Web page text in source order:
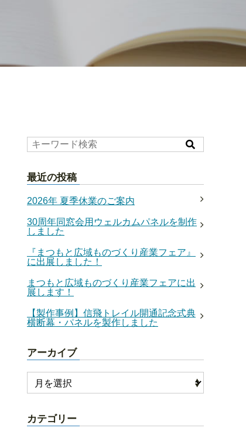
最近の投稿
2026年 夏季休業のご案内
30周年同窓会用ウェルカムパネルを制作
しました
『まつもと広域ものづくり産業フェア』
に出展しました！
まつもと広域ものづくり産業フェアに出
展します！
【製作事例】信飛トレイル開通記念式典
横断幕・パネルを製作しました
アーカイブ
カテゴリー